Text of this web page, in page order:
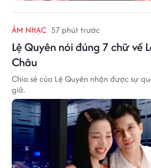
ÂM NHẠC 57 phút trước
Lệ Quyên nói đúng 7 chữ về
Châu
Chia sẻ của Lệ Quyên nhận được sự
giả.